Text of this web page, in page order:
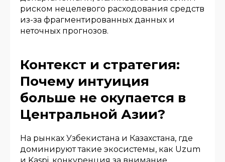
риском нецелевого расходования средств
из-за фрагментированных данных и
неточных прогнозов.
Контекст и стратегия:
Почему интуиция
больше не окупается в
Центральной Азии?
На рынках Узбекистана и Казахстана, где
доминируют такие экосистемы, как Uzum